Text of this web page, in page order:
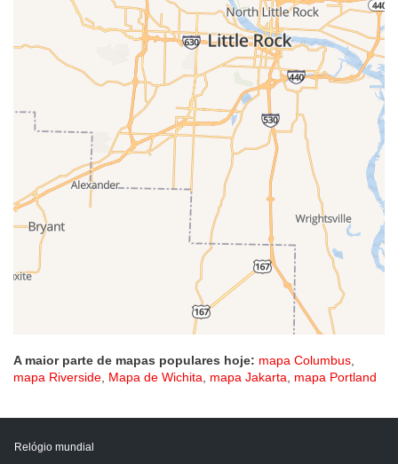
A maior parte de mapas populares hoje: mapa Columbus,
mapa Riverside, Mapa de Wichita, mapa Jakarta, mapa Portland
Relógio mundial